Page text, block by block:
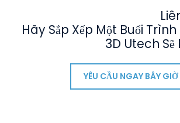
Hãy Sắp Xếp Một Buổi
3D Utech Sẽ
YÊU CẦU NGAY BÂY GIỜ